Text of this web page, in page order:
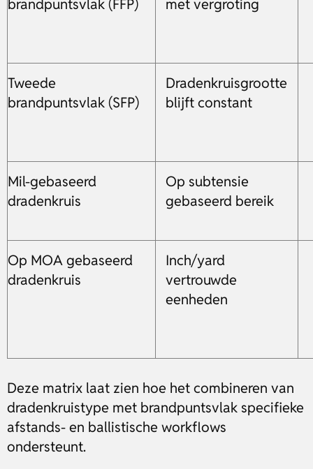
brandpuntsvlak (FFP)
met vergroting
Tweede
brandpuntsvlak (SFP)
Dradenkruisgrootte
blijft constant
Mil-gebaseerd
dradenkruis
Op subtensie
gebaseerd bereik
Op MOA gebaseerd
dradenkruis
Inch/yard
vertrouwde
eenheden
Deze matrix laat zien hoe het combineren van
dradenkruistype met brandpuntsvlak specifieke
afstands- en ballistische workflows
ondersteunt.